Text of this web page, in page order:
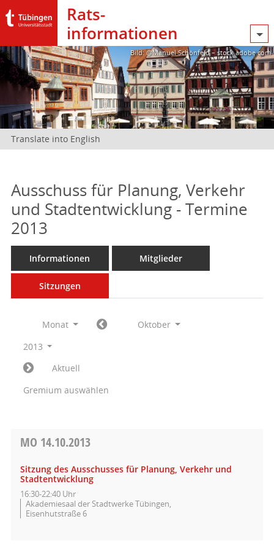
Rats­
informationen
Bild: @Manuel Schönfeld – stock.adobe.com
Translate into English
Ausschuss für Planung, Verkehr
und Stadtentwicklung - Termine
2013
Informationen Mitglieder
Sitzungen
Monat
Oktober
2013
Aktuell
Gremium auswählen
MO 14.10.2013
Sitzung des Ausschusses für Planung, Verkehr und
Stadtentwicklung
16:30-22:40 Uhr
Akademiesaal der Stadtwerke Tübingen,
Eisenhutstraße 6